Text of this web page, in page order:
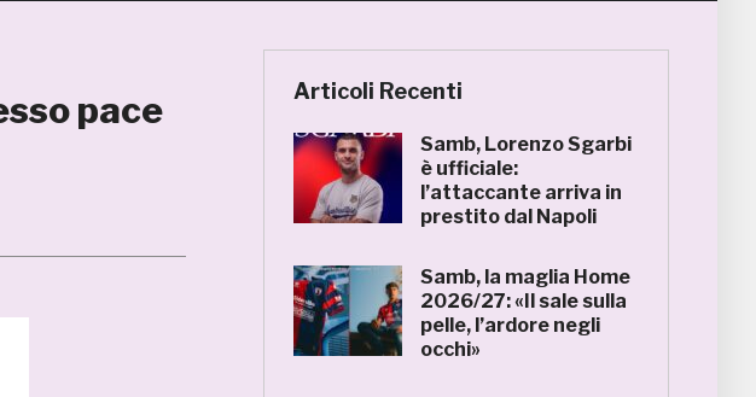
pace
Articoli Recenti
Samb, Lorenzo Sgarbi
è ufficiale:
l’attaccante arriva in
prestito dal Napoli
Samb, la maglia Home
2026/27: «Il sale sulla
pelle, l’ardore negli
occhi»